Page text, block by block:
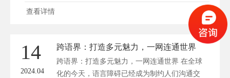
而，语言的多样性也给国际交流带来了一定的障
碍。为了让沟通无国界，越来越多的企业、机构
和个人纷纷投入到跨语言交流的探索中。方维网
络(www.fwwl.net)将为您介绍一款致力于打造多
元文化交流的平台——跨语界，它将助力您一键
启动全球对话，领略多...
查看详情
14
2024.04
跨语界：打造多元魅力，一网连通世界
跨语界：打造多元魅力，一网连通世界 在全球
化的今天，语言障碍已经成为制约人们沟通交